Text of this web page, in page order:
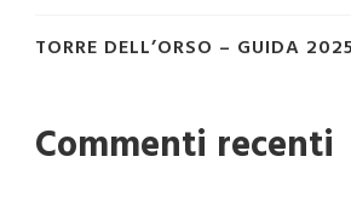
TORRE DELL’ORSO – GUIDA 2025
Commenti recenti